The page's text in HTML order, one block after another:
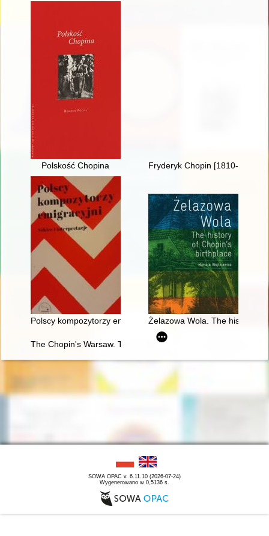
Polskość Chopina Fryderyk Chopin [1810-1849].
Polscy kompozytorzy emigracyjni. Szkice i interpretacje
Żelazowa Wola. The history of
The Chopin's Warsaw. The Chopin's addresses in Warsaw
SOWA OPAC v. 6.11.10 (2026-07-24)
Wygenerowano w 0,5136 s.